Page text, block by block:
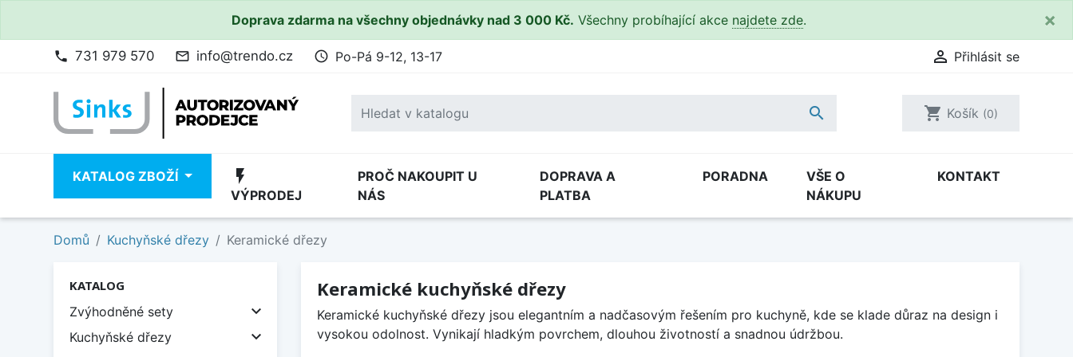
Doprava zdarma na všechny objednávky nad 3 000 Kč. Všechny probíhající akce najdete zde. ×
phone 731 979 570 mail_outline info@trendo.cz access_time Po-Pá 9-12, 13-17  Přihlásit se
 shopping_cart Košík (0)
KATALOG ZBOŽÍ flash_on
VÝPRODEJ
PROČ NAKOUPIT U
NÁS
DOPRAVA A
PLATBA
PORADNA
VŠE O
NÁKUPU
KONTAKT
Domů Kuchyňské dřezy Keramické dřezy
KATALOG
Zvýhodněné sety

Kuchyňské dřezy 
Keramické kuchyňské dřezy
Keramické kuchyňské dřezy jsou elegantním a nadčasovým řešením pro kuchyně, kde se klade důraz na design i
vysokou odolnost. Vynikají hladkým povrchem, dlouhou životností a snadnou údržbou.